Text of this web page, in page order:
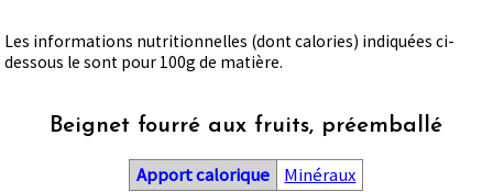
Les informations nutritionnelles (dont calories) indiquées ci-
dessous le sont pour 100g de matière.
Beignet fourré aux fruits, préemballé
Apport calorique Minéraux